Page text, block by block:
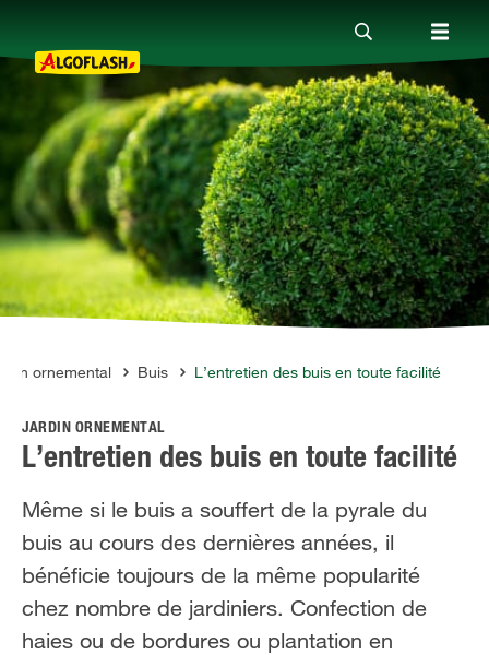
Nos produits
Conseils
Thèmes
Qui sommes-nous ?
Promotions
ornemental Buis L’entretien des buis en toute facilité
JARDIN ORNEMENTAL
L’entretien des buis en toute facilité
Même si le buis a souffert de la pyrale du
buis au cours des dernières années, il
bénéficie toujours de la même popularité
chez nombre de jardiniers. Confection de
haies ou de bordures ou plantation en